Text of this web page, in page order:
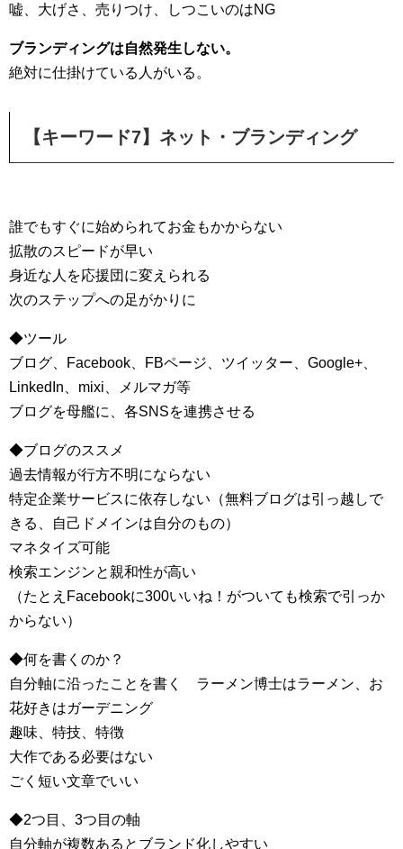
嘘、大げさ、売りつけ、しつこいのはNG
ブランディングは自然発生しない。
絶対に仕掛けている人がいる。
【キーワード7】ネット・ブランディング
誰でもすぐに始められてお金もかからない
拡散のスピードが早い
身近な人を応援団に変えられる
次のステップへの足がかりに
◆ツール
ブログ、Facebook、FBページ、ツイッター、Google+、
LinkedIn、mixi、メルマガ等
ブログを母艦に、各SNSを連携させる
◆ブログのススメ
過去情報が行方不明にならない
特定企業サービスに依存しない（無料ブログは引っ越しで
きる、自己ドメインは自分のもの）
マネタイズ可能
検索エンジンと親和性が高い
（たとえFacebookに300いいね！がついても検索で引っか
からない）
◆何を書くのか？
自分軸に沿ったことを書く ラーメン博士はラーメン、お
花好きはガーデニング
趣味、特技、特徴
大作である必要はない
ごく短い文章でいい
◆2つ目、3つ目の軸
自分軸が複数あるとブランド化しやすい